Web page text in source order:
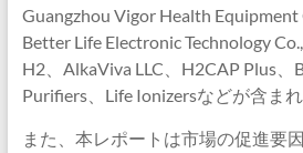
Guangzhou Vigor Health Equipment
Better Life Electronic Technology
H2、AlkaViva LLC、H2CAP Plus、
Purifiers、Life Ionizersなどが含まれ
また、本レポートは市場の促進要